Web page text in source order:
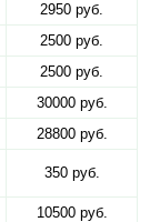
2950 руб.
2500 руб.
2500 руб.
30000 руб.
28800 руб.
350 руб.
10500 руб.